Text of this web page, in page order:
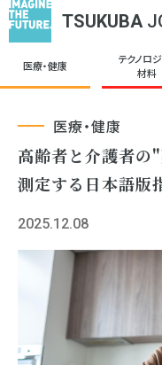
TSUKUBA
医療・健康
テクノロジ
材料
医療・健康
高齢者と介護者の
測定する日本語版
2025.12.08